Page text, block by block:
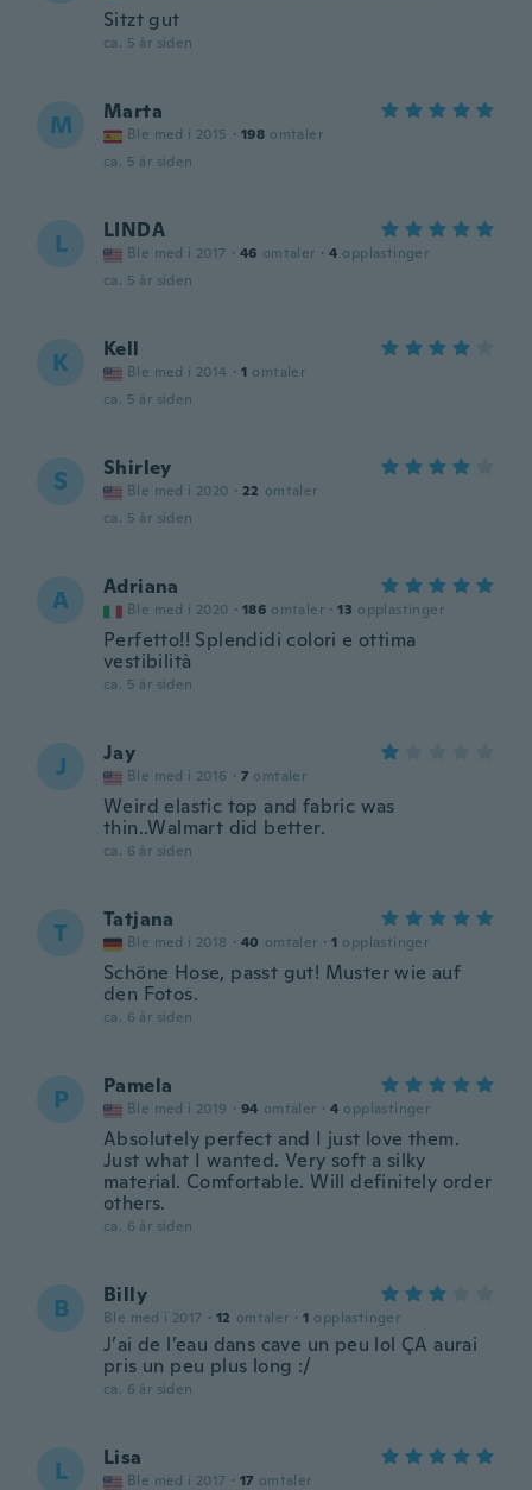
Sitzt gut
ca. 5 år siden
M Marta
Ble med i 2015 · 198 omtaler
ca. 5 år siden
L LINDA
Ble med i 2017 · 46 omtaler · 4 opplastinger
ca. 5 år siden
K Kell
Ble med i 2014 · 1 omtaler
ca. 5 år siden
S Shirley
Ble med i 2020 · 22 omtaler
ca. 5 år siden
A Adriana
Ble med i 2020 · 186 omtaler · 13 opplastinger
Perfetto!! Splendidi colori e ottima
vestibilità
ca. 5 år siden
J Jay
Ble med i 2016 · 7 omtaler
Weird elastic top and fabric was
thin..Walmart did better.
ca. 6 år siden
T Tatjana
Ble med i 2018 · 40 omtaler · 1 opplastinger
Schöne Hose, passt gut! Muster wie auf
den Fotos.
ca. 6 år siden
P Pamela
Ble med i 2019 · 94 omtaler · 4 opplastinger
Absolutely perfect and I just love them.
Just what I wanted. Very soft a silky
material. Comfortable. Will definitely order
others.
ca. 6 år siden
B Billy
Ble med i 2017 · 12 omtaler · 1 opplastinger
J’ai de l’eau dans cave un peu lol ÇA aurai
pris un peu plus long :/
ca. 6 år siden
L Lisa
Ble med i 2017 · 17 omtaler